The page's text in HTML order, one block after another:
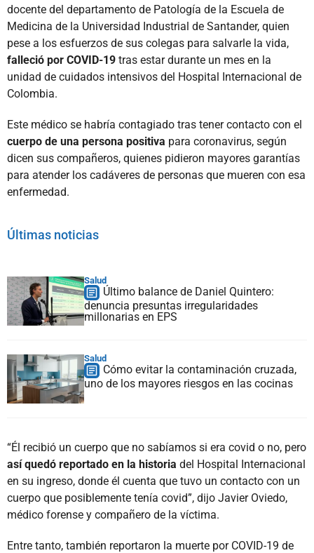
docente del departamento de Patología de la Escuela de
Medicina de la Universidad Industrial de Santander, quien
pese a los esfuerzos de sus colegas para salvarle la vida,
falleció por COVID-19 tras estar durante un mes en la
unidad de cuidados intensivos del Hospital Internacional de
Colombia.
Este médico se habría contagiado tras tener contacto con el
cuerpo de una persona positiva para coronavirus, según
dicen sus compañeros, quienes pidieron mayores garantías
para atender los cadáveres de personas que mueren con esa
enfermedad.
Últimas noticias
Salud
Último balance de Daniel Quintero:
denuncia presuntas irregularidades
millonarias en EPS
Salud
Cómo evitar la contaminación cruzada,
uno de los mayores riesgos en las cocinas
“Él recibió un cuerpo que no sabíamos si era covid o no, pero
así quedó reportado en la historia del Hospital Internacional
en su ingreso, donde él cuenta que tuvo un contacto con un
cuerpo que posiblemente tenía covid”, dijo Javier Oviedo,
médico forense y compañero de la víctima.
Entre tanto, también reportaron la muerte por COVID-19 de